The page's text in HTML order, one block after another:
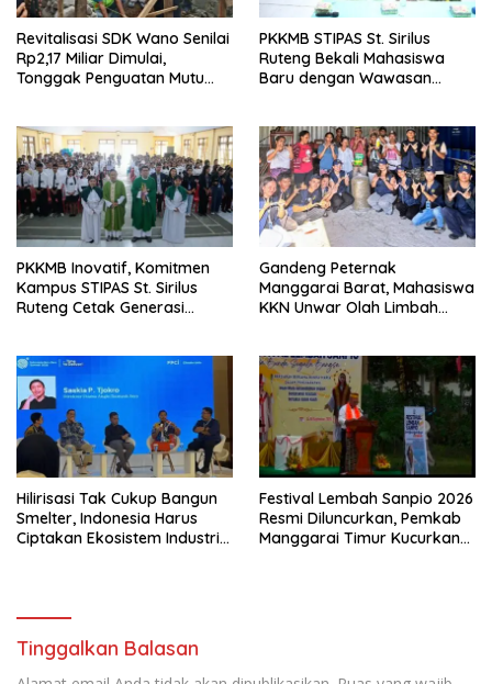
Revitalisasi SDK Wano Senilai
Rp2,17 Miliar Dimulai,
Tonggak Penguatan Mutu
PKKMB STIPAS St. Sirilus
Ruteng Bekali Mahasiswa
Baru dengan Wawasan
PKKMB Inovatif, Komitmen
Kampus STIPAS St. Sirilus
Ruteng Cetak Generasi
Gandeng Peternak
Manggarai Barat, Mahasiswa
KKN Unwar Olah Limbah
Hilirisasi Tak Cukup Bangun
Smelter, Indonesia Harus
Ciptakan Ekosistem Industri
Festival Lembah Sanpio 2026
Resmi Diluncurkan, Pemkab
Manggarai Timur Kucurkan
Tinggalkan Balasan